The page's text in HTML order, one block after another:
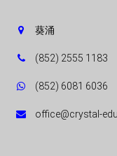
葵涌
(852) 2555 1183
(852) 6081 6036
office@crystal-